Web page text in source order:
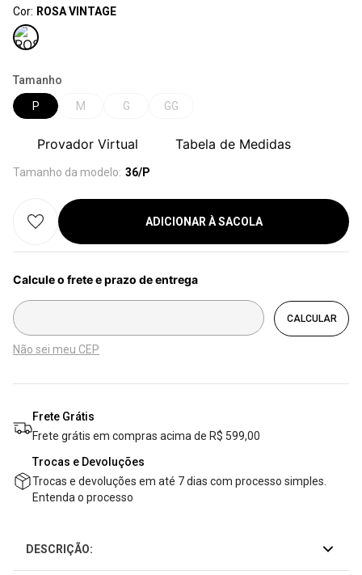
Cor: ROSA VINTAGE
Tamanho
P
M G GG
Provador Virtual Tabela de Medidas
Tamanho da modelo: 36/P
ADICIONAR À SACOLA
Não sei meu CEP
Frete Grátis
Frete grátis em compras acima de R$ 599,00
Trocas e Devoluções
Trocas e devoluções em até 7 dias com processo simples.
Entenda o processo
DESCRIÇÃO: